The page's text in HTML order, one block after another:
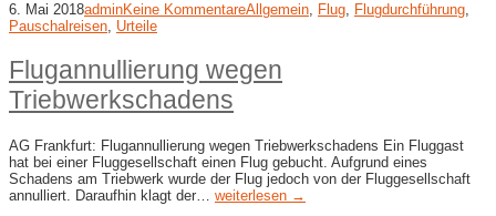
6. Mai 2018adminKeine KommentareAllgemein, Flug, Flugdurchführung,
Pauschalreisen, Urteile
Flugannullierung wegen
Triebwerkschadens
AG Frankfurt: Flugannullierung wegen Triebwerkschadens Ein Fluggast
hat bei einer Fluggesellschaft einen Flug gebucht. Aufgrund eines
Schadens am Triebwerk wurde der Flug jedoch von der Fluggesellschaft
annulliert. Daraufhin klagt der… weiterlesen →